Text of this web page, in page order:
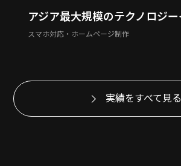
スマホ対応・ホームページ制作
実績をすべて見る